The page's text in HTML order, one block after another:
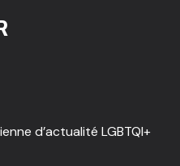
d’actualité LGBTQI+